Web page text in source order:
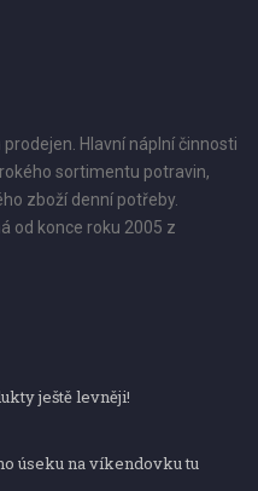
Hlavní náplní činnosti
sortimentu potravin,
zboží denní potřeby.
od konce roku 2005 z
ještě levněji!
úseku na víkendovku tu